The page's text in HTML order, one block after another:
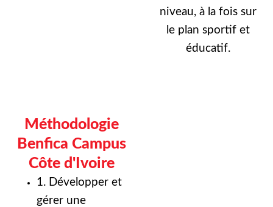
niveau, à la fois sur
le plan sportif et
éducatif.
Méthodologie
Benfica Campus
Côte d'Ivoire
1. Développer et
gérer une